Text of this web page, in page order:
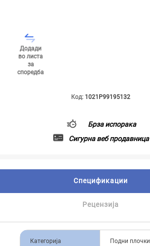
Додади
во листа
за
споредба
Код: 1021P99195132
Брза испорака
Сигурна веб продавница
Спецификации
Рецензија
Категорија Подни плочки